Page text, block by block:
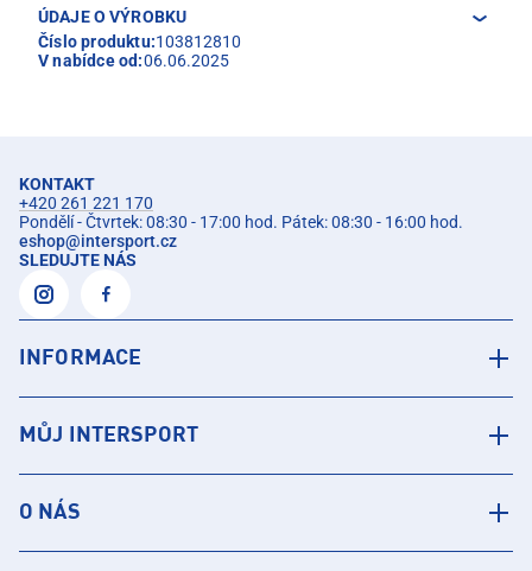
ÚDAJE O VÝROBKU
Číslo produktu:103812810
V nabídce od:06.06.2025
KONTAKT
+420 261 221 170
Pondělí - Čtvrtek: 08:30 - 17:00 hod. Pátek: 08:30 - 16:00 hod.
eshop@intersport.cz
SLEDUJTE NÁS
INFORMACE
MŮJ INTERSPORT
O NÁS